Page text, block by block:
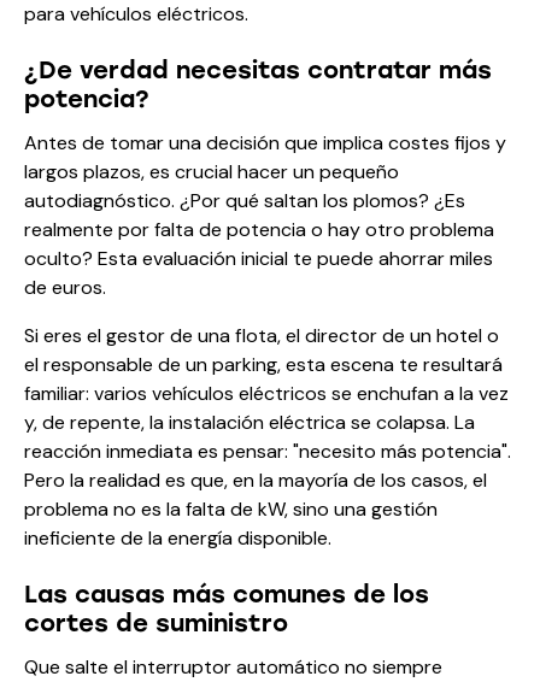
para vehículos eléctricos.
¿De verdad necesitas contratar más
potencia?
Antes de tomar una decisión que implica costes fijos y
largos plazos, es crucial hacer un pequeño
autodiagnóstico. ¿Por qué saltan los plomos? ¿Es
realmente por falta de potencia o hay otro problema
oculto? Esta evaluación inicial te puede ahorrar miles
de euros.
Si eres el gestor de una flota, el director de un hotel o
el responsable de un parking, esta escena te resultará
familiar: varios vehículos eléctricos se enchufan a la vez
y, de repente, la instalación eléctrica se colapsa. La
reacción inmediata es pensar: "necesito más potencia".
Pero la realidad es que, en la mayoría de los casos, el
problema no es la falta de kW, sino una gestión
ineficiente de la energía disponible.
Las causas más comunes de los
cortes de suministro
Que salte el interruptor automático no siempre